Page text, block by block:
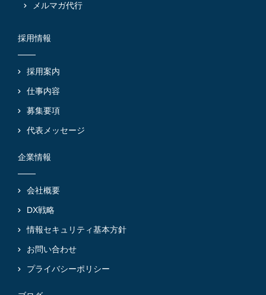
メルマガ代行
採用情報
採用案内
仕事内容
募集要項
代表メッセージ
企業情報
会社概要
DX戦略
情報セキュリティ基本方針
お問い合わせ
プライバシーポリシー